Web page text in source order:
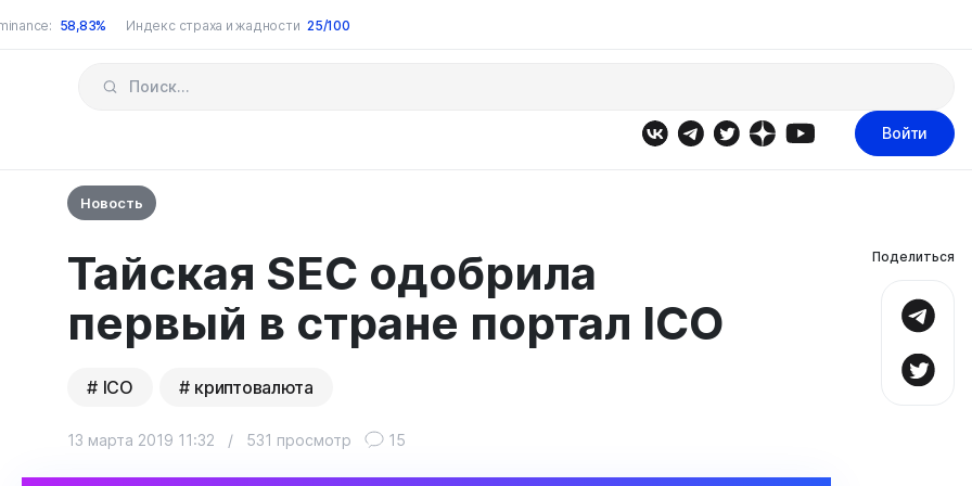
58,83% Индекс страха и жадности 25/100
Войти
Новость
Тайская SEC одобрила
первый в стране портал ICO
ICO криптовалюта
13 марта 2019 11:32 / 531 просмотр 15
Поделиться